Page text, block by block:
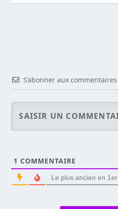
S’abonner aux commentaires
1 COMMENTAIRE
Le plus ancien en 1er